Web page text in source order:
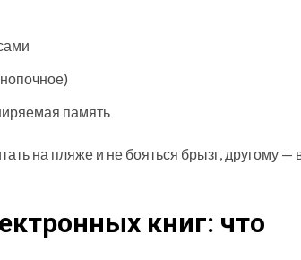
память
на пляже и не бояться брызг, другому —
книг: что